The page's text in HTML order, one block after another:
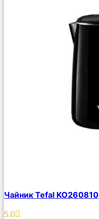
Описание
Избранное
Чайник Tefal KO260810
5.0